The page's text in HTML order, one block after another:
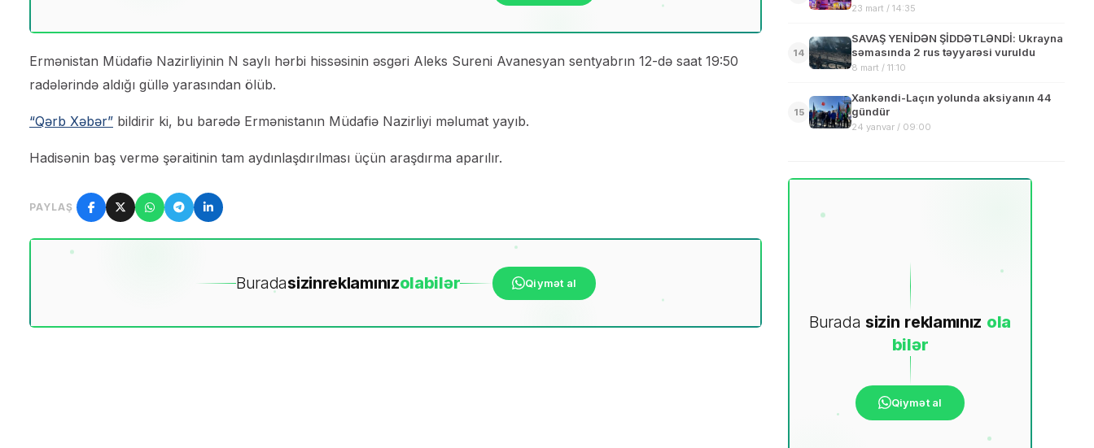
Ermənistan Müdafiə Nazirliyinin N saylı hərbi hissəsinin əsgəri Aleks Sureni Avanesyan sentyabrın 12-də saat 19:50
radələrində aldığı güllə yarasından ölüb.
“Qərb Xəbər” bildirir ki, bu barədə Ermənistanın Müdafiə Nazirliyi məlumat yayıb.
Hadisənin baş vermə şəraitinin tam aydınlaşdırılması üçün araşdırma aparılır.
PAYLAŞ
Buradasizinreklamınızolabilər Qiymət al
23 mart / 14:35
14
SAVAŞ YENİDƏN ŞİDDƏTLƏNDİ: Ukrayna
səmasında 2 rus təyyarəsi vuruldu
8 mart / 11:10
15
Xankəndi-Laçın yolunda aksiyanın 44
gündür
24 yanvar / 09:00
Burada sizin reklamınız ola
bilər
Qiymət al